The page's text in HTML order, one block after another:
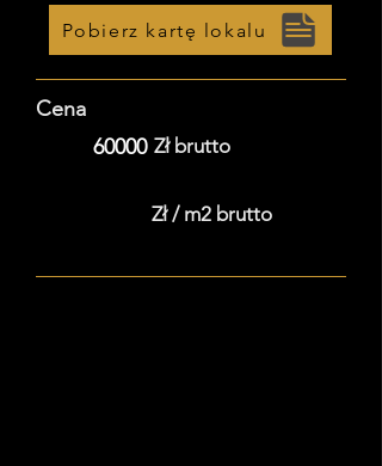
Pobierz kartę lokalu
Cena
60000 Zł brutto
Zł / m2 brutto